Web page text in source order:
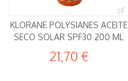
KLORANE POLYSIANES ACEITE
SECO SOLAR SPF30 200 ML
21,70 €